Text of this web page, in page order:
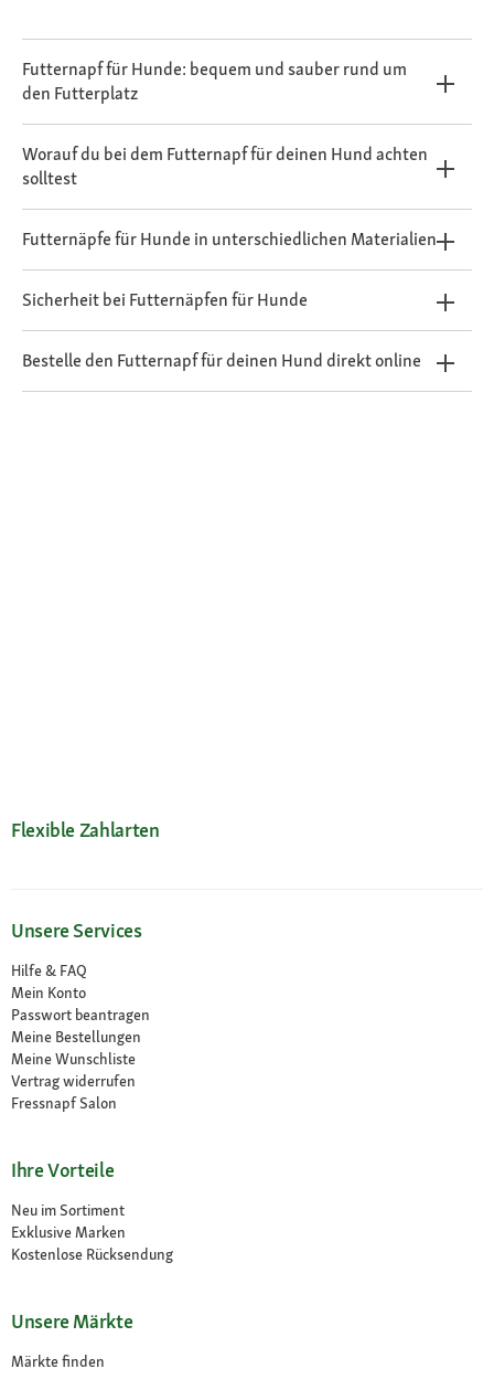
Futternapf für Hunde: bequem und sauber rund um
den Futterplatz
Worauf du bei dem Futternapf für deinen Hund achten
solltest
Futternäpfe für Hunde in unterschiedlichen Materialien
Sicherheit bei Futternäpfen für Hunde
Bestelle den Futternapf für deinen Hund direkt online
Flexible Zahlarten
Unsere Services
Hilfe & FAQ
Mein Konto
Passwort beantragen
Meine Bestellungen
Meine Wunschliste
Vertrag widerrufen
Fressnapf Salon
Ihre Vorteile
Neu im Sortiment
Exklusive Marken
Kostenlose Rücksendung
Unsere Märkte
Märkte finden